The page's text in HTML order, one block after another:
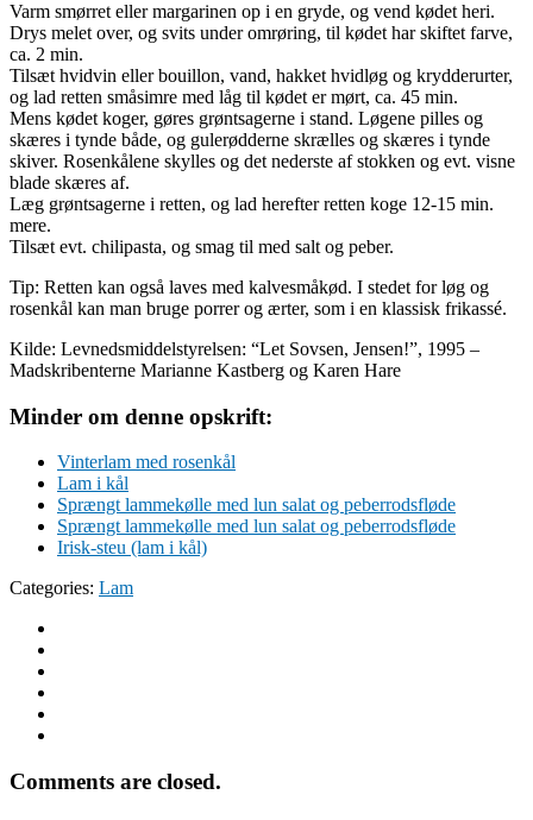
Varm smørret eller margarinen op i en gryde, og vend kødet heri.
Drys melet over, og svits under omrøring, til kødet har skiftet farve,
ca. 2 min.
Tilsæt hvidvin eller bouillon, vand, hakket hvidløg og krydderurter,
og lad retten småsimre med låg til kødet er mørt, ca. 45 min.
Mens kødet koger, gøres grøntsagerne i stand. Løgene pilles og
skæres i tynde både, og gulerødderne skrælles og skæres i tynde
skiver. Rosenkålene skylles og det nederste af stokken og evt. visne
blade skæres af.
Læg grøntsagerne i retten, og lad herefter retten koge 12-15 min.
mere.
Tilsæt evt. chilipasta, og smag til med salt og peber.
Tip: Retten kan også laves med kalvesmåkød. I stedet for løg og
rosenkål kan man bruge porrer og ærter, som i en klassisk frikassé.
Kilde: Levnedsmiddelstyrelsen: “Let Sovsen, Jensen!”, 1995 –
Madskribenterne Marianne Kastberg og Karen Hare
Minder om denne opskrift:
Vinterlam med rosenkål
Lam i kål
Sprængt lammekølle med lun salat og peberrodsfløde
Sprængt lammekølle med lun salat og peberrodsfløde
Irisk-steu (lam i kål)
Categories: Lam
Comments are closed.